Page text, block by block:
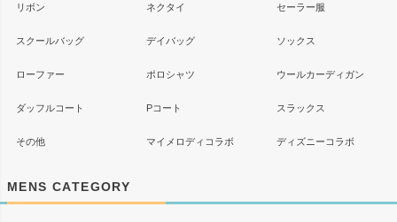
リボン ネクタイ セーラー服
スクールバッグ デイバッグ ソックス
ローファー ポロシャツ ウールカーディガン
ダッフルコート Pコート スラックス
その他 マイメロディコラボ ディズニーコラボ
MENS CATEGORY